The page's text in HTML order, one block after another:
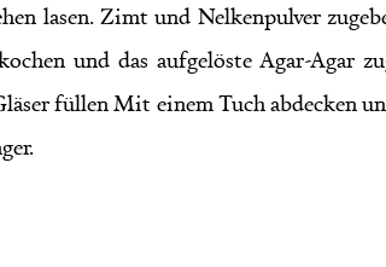
lasen. Zimt und Nelkenpulver
und das aufgelöste Agar-Agar
füllen Mit einem Tuch abdecken